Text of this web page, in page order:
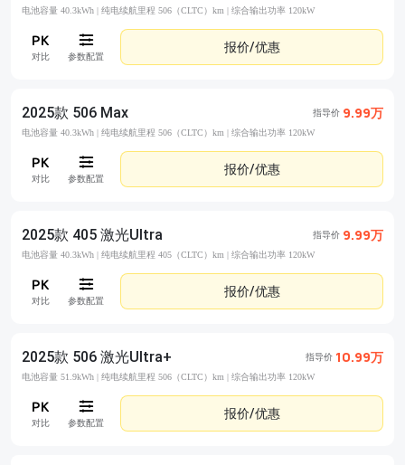
电池容量 40.3kWh | 纯电续航里程 506（CLTC）km | 综合输出功率 120kW
对比 参数配置
报价/优惠
2025款 506 Max 指导价 9.99万
电池容量 40.3kWh | 纯电续航里程 506（CLTC）km | 综合输出功率 120kW
对比 参数配置
报价/优惠
2025款 405 激光Ultra 指导价 9.99万
电池容量 40.3kWh | 纯电续航里程 405（CLTC）km | 综合输出功率 120kW
对比 参数配置
报价/优惠
2025款 506 激光Ultra+ 指导价 10.99万
电池容量 51.9kWh | 纯电续航里程 506（CLTC）km | 综合输出功率 120kW
对比 参数配置
报价/优惠